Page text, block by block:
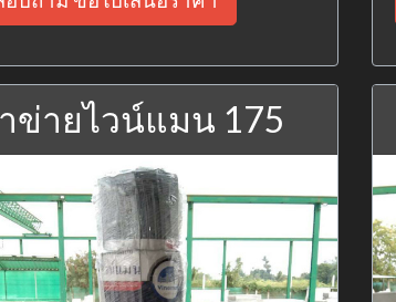
ข่ายไวน์แมน 175